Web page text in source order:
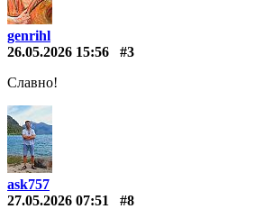
genrihl
26.05.2026 15:56
#3
Славно!
ask757
27.05.2026 07:51
#8